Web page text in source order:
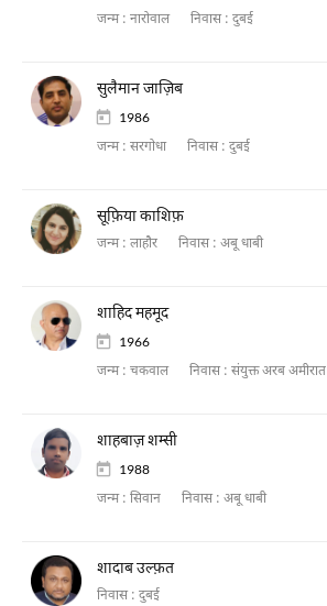
जन्म : नारोवाल निवास : दुबई
सुलैमान जाज़िब
1986
जन्म : सरगोधा निवास : दुबई
सूफ़िया काशिफ़
जन्म : लाहौर निवास : अबू धाबी
शाहिद महमूद
1966
जन्म : चकवाल निवास : संयुक्त अरब अमीरात
शाहबाज़ शम्सी
1988
जन्म : सिवान निवास : अबू धाबी
शादाब उल्फ़त
निवास : दुबई